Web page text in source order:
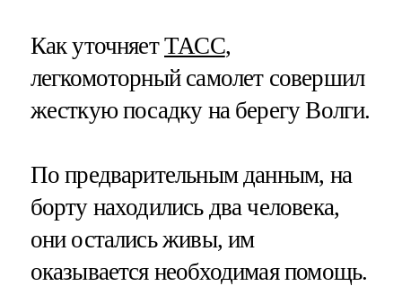
Как уточняетТАСС,
легкомоторный самолет совершил
жесткую посадку на берегу Волги.
По предварительным данным, на
борту находились два человека,
они остались живы, им
оказывается необходимая помощь.